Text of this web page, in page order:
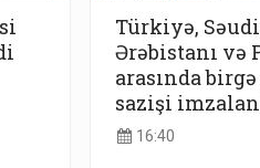
Türkiyə,
Ərəbistanı və
arasında
sazişi
16:40